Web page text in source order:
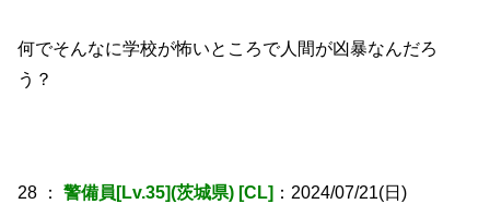
何でそんなに学校が怖いところで人間が凶暴なんだろ
う？
28 ： 警備員[Lv.35](茨城県) [CL] ：2024/07/21(日)